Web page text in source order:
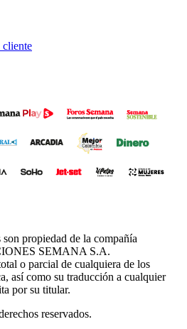
cliente
son propiedad de la compañía
SEMANA S.A.
o parcial de cualquiera de los
así como su traducción a cualquier
por su titular.
reservados.